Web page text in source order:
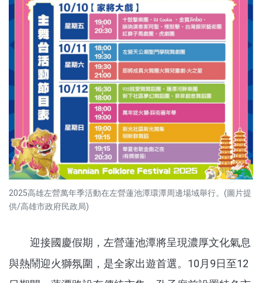
2025高雄左營萬年季活動在左營蓮池潭環潭周邊場域舉行。(圖片提
供/高雄市政府民政局)
迎接國慶假期，左營蓮池潭將呈現濃厚文化氣息
與熱鬧迎火獅氛圍，是全家出遊首選。10月9日至12